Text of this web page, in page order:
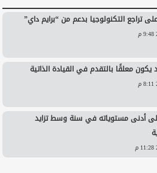
تراجع التكنولوجيا بدعم من “برايم داي”
معلقًا بالتقدم في القيادة الذاتية
إلى أدنى مستوياته في سنة وسط تزايد